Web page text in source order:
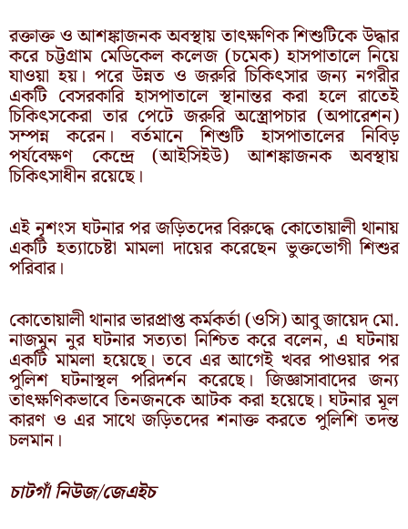
রক্তাক্ত ও আশঙ্কাজনক অবস্থায় তাৎক্ষণিক শিশুটিকে উদ্ধার
করে চট্টগ্রাম মেডিকেল কলেজ (চমেক) হাসপাতালে নিয়ে
যাওয়া হয়। পরে উন্নত ও জরুরি চিকিৎসার জন্য নগরীর
একটি বেসরকারি হাসপাতালে স্থানান্তর করা হলে রাতেই
চিকিৎসকেরা তার পেটে জরুরি অস্ত্রোপচার (অপারেশন)
সম্পন্ন করেন। বর্তমানে শিশুটি হাসপাতালের নিবিড়
পর্যবেক্ষণ কেন্দ্রে (আইসিইউ) আশঙ্কাজনক অবস্থায়
চিকিৎসাধীন রয়েছে।
এই নৃশংস ঘটনার পর জড়িতদের বিরুদ্ধে কোতোয়ালী থানায়
একটি হত্যাচেষ্টা মামলা দায়ের করেছেন ভুক্তভোগী শিশুর
পরিবার।
কোতোয়ালী থানার ভারপ্রাপ্ত কর্মকর্তা (ওসি) আবু জায়েদ মো.
নাজমুন নুর ঘটনার সত্যতা নিশ্চিত করে বলেন, এ ঘটনায়
একটি মামলা হয়েছে। তবে এর আগেই খবর পাওয়ার পর
পুলিশ ঘটনাস্থল পরিদর্শন করেছে। জিজ্ঞাসাবাদের জন্য
তাৎক্ষণিকভাবে তিনজনকে আটক করা হয়েছে। ঘটনার মূল
কারণ ও এর সাথে জড়িতদের শনাক্ত করতে পুলিশি তদন্ত
চলমান।
চাটগাঁ নিউজ/জেএইচ